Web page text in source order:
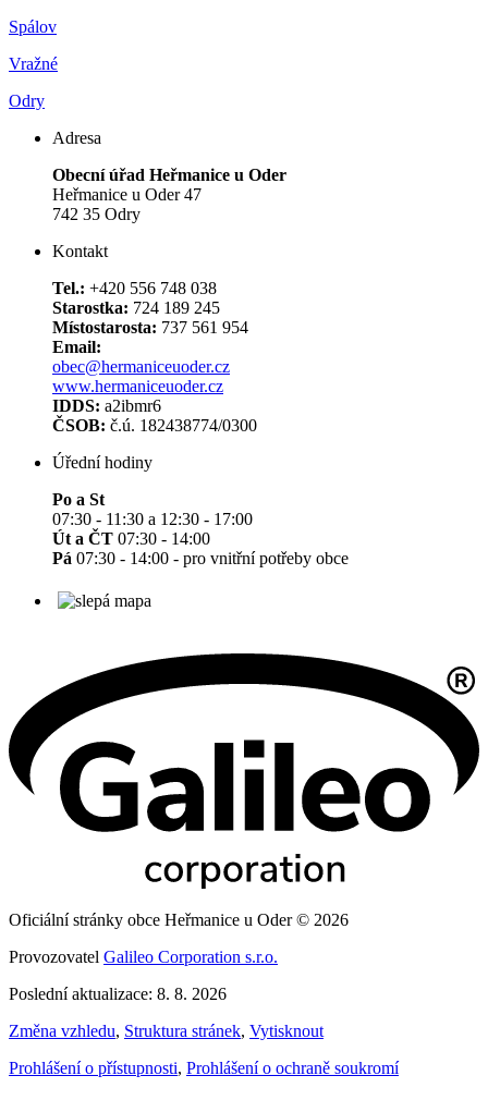
Spálov
Vražné
Odry
Adresa
Obecní úřad Heřmanice u Oder
Heřmanice u Oder 47
742 35 Odry
Kontakt
Tel.: +420 556 748 038
Starostka: 724 189 245
Místostarosta: 737 561 954
Email:
obec@hermaniceuoder.cz
www.hermaniceuoder.cz
IDDS: a2ibmr6
ČSOB: č.ú. 182438774/0300
Úřední hodiny
Po a St
07:30 - 11:30 a 12:30 - 17:00
Út a ČT 07:30 - 14:00
Pá 07:30 - 14:00 - pro vnitřní potřeby obce
Oficiální stránky obce Heřmanice u Oder © 2026
Provozovatel Galileo Corporation s.r.o.
Poslední aktualizace: 8. 8. 2026
Změna vzhledu, Struktura stránek, Vytisknout
Prohlášení o přístupnosti, Prohlášení o ochraně soukromí